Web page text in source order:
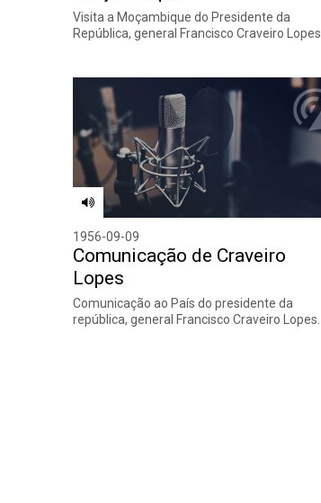
Visita a Moçambique do Presidente da
República, general Francisco Craveiro Lopes.
1956-09-09
Comunicação de Craveiro
Lopes
Comunicação ao País do presidente da
república, general Francisco Craveiro Lopes.